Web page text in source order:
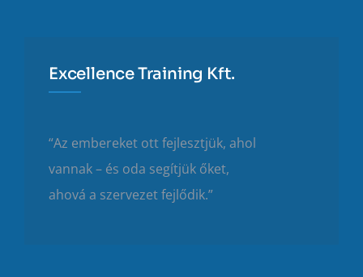
Excellence Training Kft.
“Az embereket ott fejlesztjük, ahol
vannak – és oda segítjük őket,
ahová a szervezet fejlődik.”